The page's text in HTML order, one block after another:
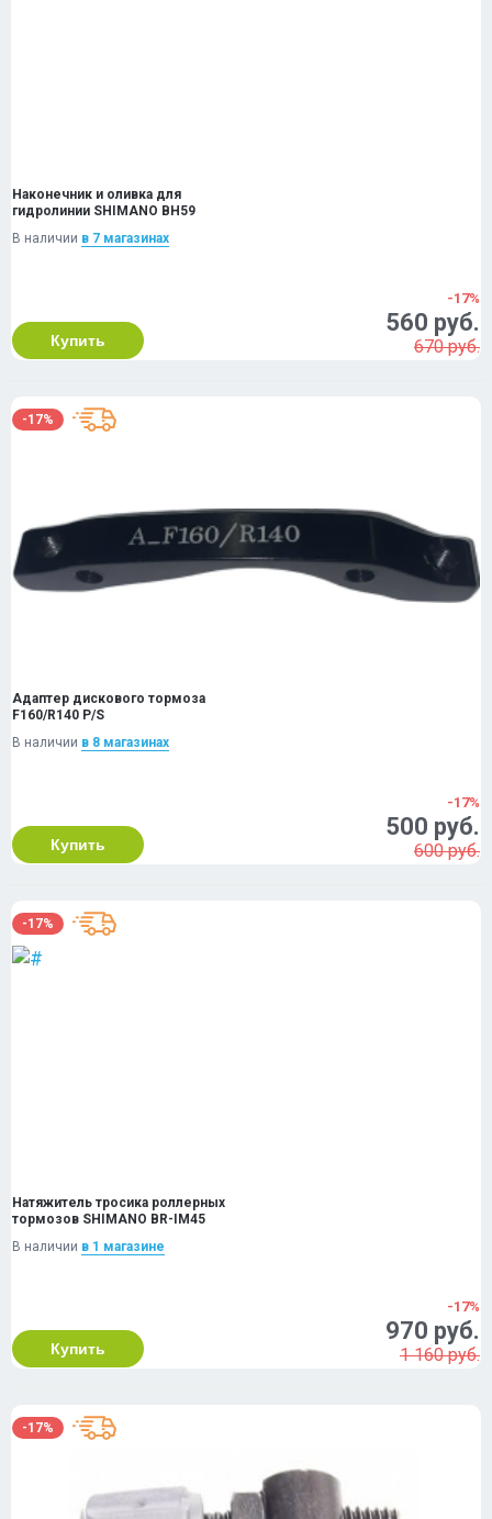
Наконечник и оливка для
гидролинии SHIMANO BH59
В наличии в 7 магазинах
Купить
-17%
560 руб.
670 руб.
-17%
Адаптер дискового тормоза
F160/R140 P/S
В наличии в 8 магазинах
Купить
-17%
500 руб.
600 руб.
-17%
Натяжитель тросика роллерных
тормозов SHIMANO BR-IM45
В наличии в 1 магазинe
Купить
-17%
970 руб.
1 160 руб.
-17%